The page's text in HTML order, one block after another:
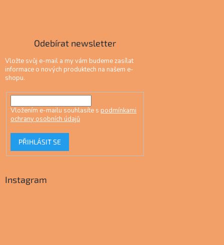
Odebírat newsletter
Vložte svůj e-mail a my vám budeme zasílat
informace o nových produktech na našem e-
shopu.
Vložením e-mailu souhlasíte s podmínkami
ochrany osobních údajů
PŘIHLÁSIT SE
Instagram